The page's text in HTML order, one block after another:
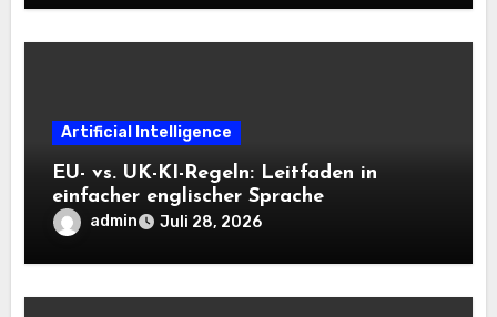
Artificial Intelligence
EU- vs. UK-KI-Regeln: Leitfaden in
einfacher englischer Sprache
admin Juli 28, 2026